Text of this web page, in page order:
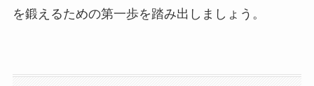
を鍛えるための第一歩を踏み出しましょう。